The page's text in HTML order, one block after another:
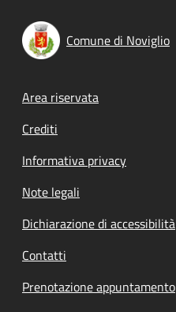
Comune di Noviglio
Footer menu
Area riservata
Crediti
Informativa privacy
Note legali
Dichiarazione di accessibilità
Contatti
Prenotazione appuntamento